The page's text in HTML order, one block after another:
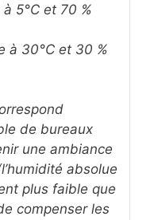
5°C et 70 %
à 30°C et 30 %
de bureaux
une ambiance
absolue
plus faible que
compenser les